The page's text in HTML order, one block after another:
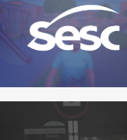
Yopro
1 - realidade virtual
4 - games